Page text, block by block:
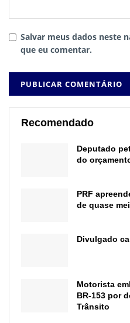
Salvar meus dados neste
que eu comentar.
Recomendado
Deputado
do
PRF
de quase
Divulgado
Motorista
BR-153 por
Trânsito